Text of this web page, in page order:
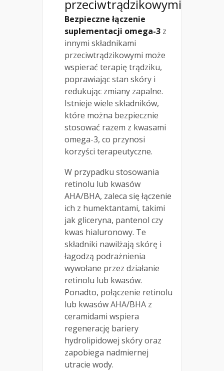
przeciwtrądzikowymi
Bezpieczne łączenie
suplementacji omega-3 z
innymi składnikami
przeciwtrądzikowymi może
wspierać terapię trądziku,
poprawiając stan skóry i
redukując zmiany zapalne.
Istnieje wiele składników,
które można bezpiecznie
stosować razem z kwasami
omega-3, co przynosi
korzyści terapeutyczne.
W przypadku stosowania
retinolu lub kwasów
AHA/BHA, zaleca się łączenie
ich z humektantami, takimi
jak gliceryna, pantenol czy
kwas hialuronowy. Te
składniki nawilżają skórę i
łagodzą podrażnienia
wywołane przez działanie
retinolu lub kwasów.
Ponadto, połączenie retinolu
lub kwasów AHA/BHA z
ceramidami wspiera
regenerację bariery
hydrolipidowej skóry oraz
zapobiega nadmiernej
utracie wody.